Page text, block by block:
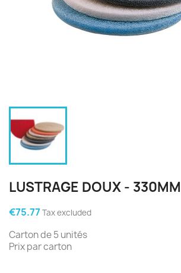
LUSTRAGE DOUX - 330MM
€75.77 Tax excluded
Carton de 5 unités
Prix par carton